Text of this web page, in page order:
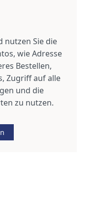
nutzen Sie die
wie Adresse
Bestellen,
Zugriff auf alle
und die
zu nutzen.